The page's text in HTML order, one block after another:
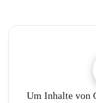
Um Inhalte von